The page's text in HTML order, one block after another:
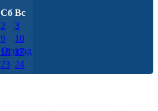
Сб Вс
2
3
9
10
16 17
23 24
Огород